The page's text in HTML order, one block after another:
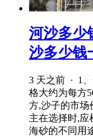
河沙多少
沙多少钱
3 天之前 · 1
格大约为每方
方,沙子的市场
主在选择时,应
海砂的不同用